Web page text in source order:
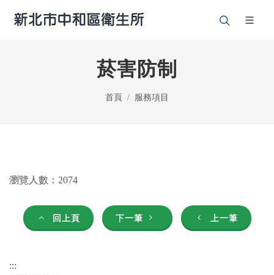
菸害防制
首頁 服務項目
:::
瀏覽人數：2074
回上頁 下一筆 上一筆